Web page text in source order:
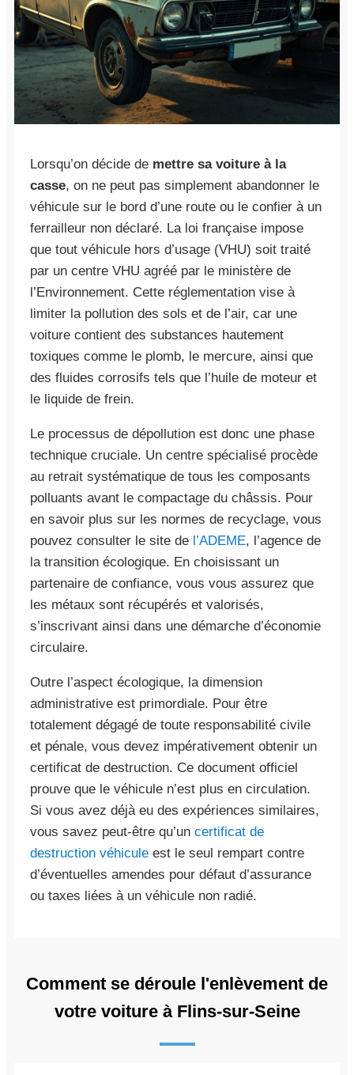
Lorsqu’on décide de mettre sa voiture à la
casse, on ne peut pas simplement abandonner le
véhicule sur le bord d’une route ou le confier à un
ferrailleur non déclaré. La loi française impose
que tout véhicule hors d’usage (VHU) soit traité
par un centre VHU agréé par le ministère de
l’Environnement. Cette réglementation vise à
limiter la pollution des sols et de l’air, car une
voiture contient des substances hautement
toxiques comme le plomb, le mercure, ainsi que
des fluides corrosifs tels que l’huile de moteur et
le liquide de frein.
Le processus de dépollution est donc une phase
technique cruciale. Un centre spécialisé procède
au retrait systématique de tous les composants
polluants avant le compactage du châssis. Pour
en savoir plus sur les normes de recyclage, vous
pouvez consulter le site de l’ADEME, l’agence de
la transition écologique. En choisissant un
partenaire de confiance, vous vous assurez que
les métaux sont récupérés et valorisés,
s’inscrivant ainsi dans une démarche d’économie
circulaire.
Outre l’aspect écologique, la dimension
administrative est primordiale. Pour être
totalement dégagé de toute responsabilité civile
et pénale, vous devez impérativement obtenir un
certificat de destruction. Ce document officiel
prouve que le véhicule n’est plus en circulation.
Si vous avez déjà eu des expériences similaires,
vous savez peut-être qu’un certificat de
destruction véhicule est le seul rempart contre
d’éventuelles amendes pour défaut d’assurance
ou taxes liées à un véhicule non radié.
Comment se déroule l'enlèvement de
votre voiture à Flins-sur-Seine